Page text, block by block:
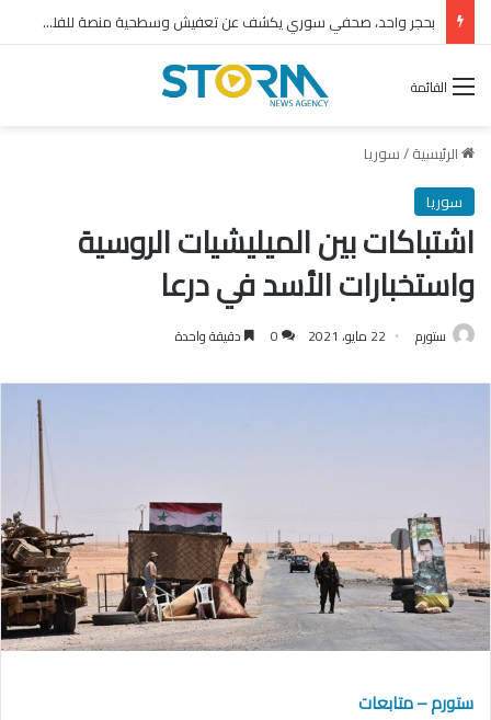
بحجر واحد، صحفي سوري يكشف عن تعفيش وسطحية منصة للفلول
القائمة
الرئيسية/سوريا
سوريا
اشتباكات بين الميليشيات الروسية
واستخبارات الأسد في درعا
ستورم 22 مايو، 2021 0 دقيقة واحدة
ستورم – متابعات